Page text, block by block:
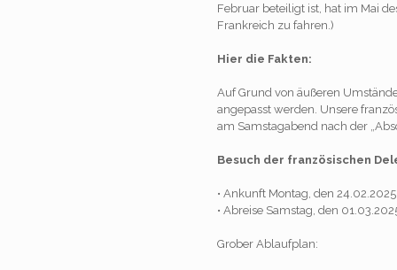
Februar beteiligt ist, hat im Mai
Frankreich zu fahren.)
Hier die Fakten:
Auf Grund von äußeren
angepasst werden. Unsere
am Samstagabend nach der
Besuch der französischen
• Ankunft Montag, den
• Abreise Samstag, den
Grober Ablaufplan: